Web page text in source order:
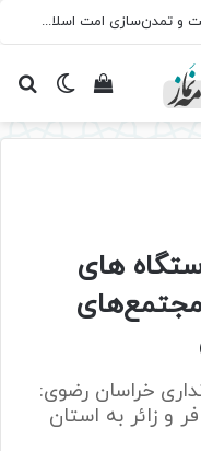
سروده‌ «اربعین»؛ روایت حماسه، استقامت و تمدن‌سازی امت اسلامی
تغییرمشاهده
های
مجتمع‌های
خراسان رضوی:
مسافر و زائر به استان